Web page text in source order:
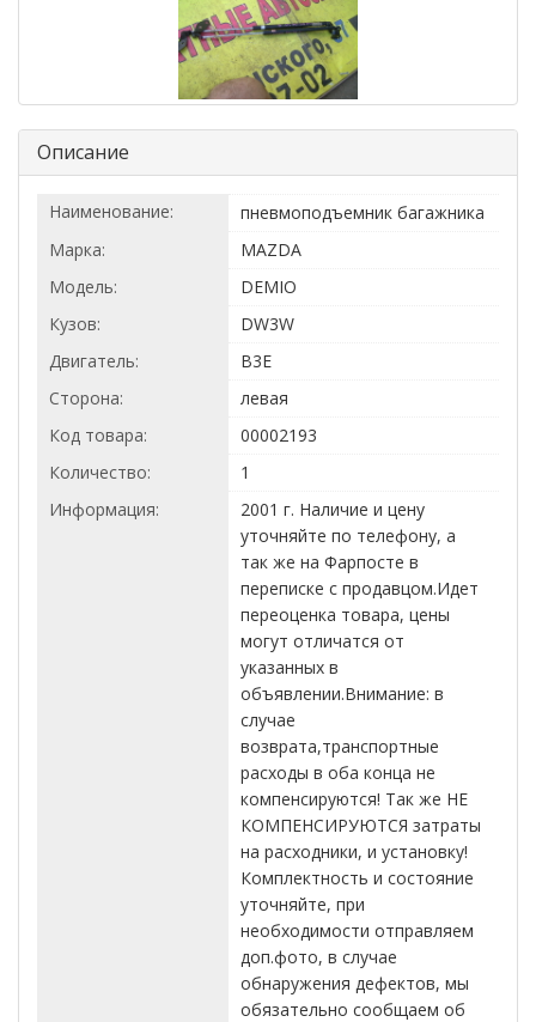
Описание
Наименование:
пневмоподъемник багажника
Марка:
MAZDA
Модель:
DEMIO
Кузов:
DW3W
Двигатель:
B3E
Сторона:
левая
Код товара:
00002193
Количество:
1
Информация:
2001 г. Наличие и цену
уточняйте по телефону, а
так же на Фарпосте в
переписке с продавцом.Идет
переоценка товара, цены
могут отличатся от
указанных в
объявлении.Внимание: в
случае
возврата,транспортные
расходы в оба конца не
компенсируются! Так же НЕ
КОМПЕНСИРУЮТСЯ затраты
на расходники, и установку!
Комплектность и состояние
уточняйте, при
необходимости отправляем
доп.фото, в случае
обнаружения дефектов, мы
обязательно сообщаем об